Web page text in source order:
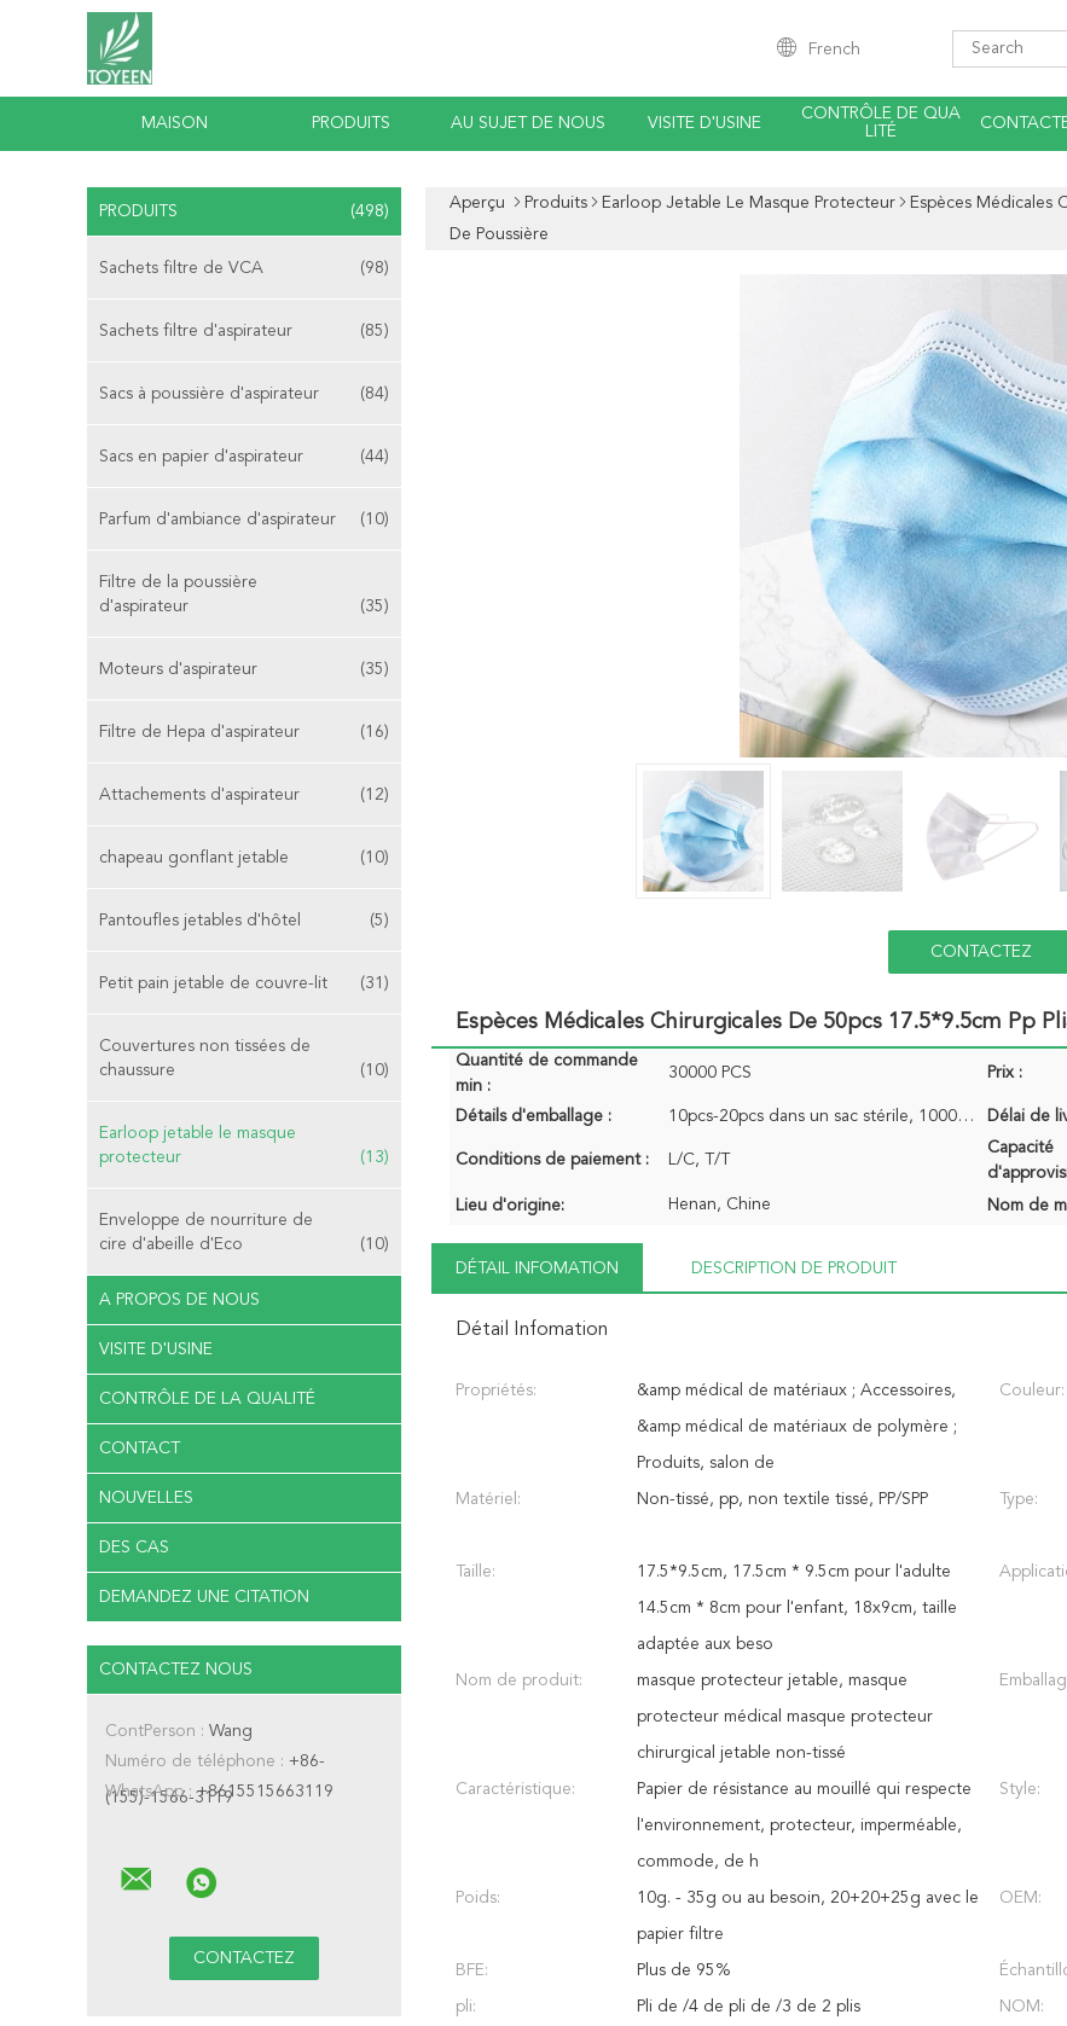
French
MAISON PRODUITS AU SUJET DE NOUS VISITE D'USINE
CONTRÔLE DE QUA
LITÉ
PRODUITS (498)
Sachets filtre de VCA (98)
Sachets filtre d'aspirateur (85)
Sacs à poussière d'aspirateur (84)
Sacs en papier d'aspirateur (44)
Parfum d'ambiance d'aspirateur (10)
Filtre de la poussière
d'aspirateur
(35)
Moteurs d'aspirateur (35)
Filtre de Hepa d'aspirateur (16)
Attachements d'aspirateur (12)
chapeau gonflant jetable (10)
Pantoufles jetables d'hôtel (5)
Petit pain jetable de couvre-lit (31)
Couvertures non tissées de
chaussure
(10)
Earloop jetable le masque
protecteur
(13)
Enveloppe de nourriture de
cire d'abeille d'Eco
(10)
A PROPOS DE NOUS
VISITE D'USINE
CONTRÔLE DE LA QUALITÉ
CONTACT
NOUVELLES
DES CAS
DEMANDEZ UNE CITATION
CONTACTEZ NOUS
ContPerson : Wang
Numéro de téléphone : +86-
(155)-1566-3119
WhatsApp : +8615515663119
Aperçu Produits Earloop Jetable Le Masque Protecteur
Espèces Médicales
De Poussière
CONTACTEZ
Espèces Médicales Chirurgicales De 50pcs 17.5*9.5cm Pp
Quantité de commande
min :
30000 PCS Prix :
Détails d'emballage : 10pcs-20pcs dans un sac stérile, 1000pcs chaque carton Délai de
Conditions de paiement : L/C, T/T
Capacité
Lieu d'origine: Henan, Chine Nom de
DÉTAIL INFOMATION DESCRIPTION DE PRODUIT
Détail Infomation
Propriétés: &amp médical de matériaux ; Accessoires,
&amp médical de matériaux de polymère ;
Produits, salon de
Couleur:
Matériel: Non-tissé, pp, non textile tissé, PP/SPP Type:
Taille: 17.5*9.5cm, 17.5cm * 9.5cm pour l'adulte
14.5cm * 8cm pour l'enfant, 18x9cm, taille
adaptée aux beso
Nom de produit: masque protecteur jetable, masque
protecteur médical masque protecteur
chirurgical jetable non-tissé
Caractéristique: Papier de résistance au mouillé qui respecte
l'environnement, protecteur, imperméable,
commode, de h
Style:
Poids: 10g. - 35g ou au besoin, 20+20+25g avec le
papier filtre
OEM:
BFE: Plus de 95%
pli: Pli de /4 de pli de /3 de 2 plis NOM: